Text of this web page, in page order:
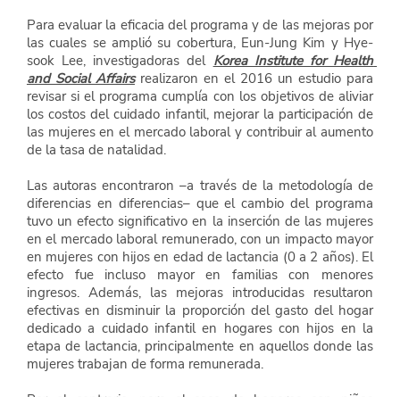
Para evaluar la eficacia del programa y de las mejoras por
las cuales se amplió su cobertura, Eun-Jung Kim y Hye-
sook Lee, investigadoras del Korea Institute for Health
and Social Affairs realizaron en el 2016 un estudio para
revisar si el programa cumplía con los objetivos de aliviar
los costos del cuidado infantil, mejorar la participación de
las mujeres en el mercado laboral y contribuir al aumento
de la tasa de natalidad.
Las autoras encontraron –a través de la metodología de
diferencias en diferencias– que el cambio del programa
tuvo un efecto significativo en la inserción de las mujeres
en el mercado laboral remunerado, con un impacto mayor
en mujeres con hijos en edad de lactancia (0 a 2 años). El
efecto fue incluso mayor en familias con menores
ingresos. Además, las mejoras introducidas resultaron
efectivas en disminuir la proporción del gasto del hogar
dedicado a cuidado infantil en hogares con hijos en la
etapa de lactancia, principalmente en aquellos donde las
mujeres trabajan de forma remunerada.